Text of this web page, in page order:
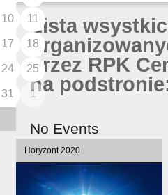
10 11
17 18
24 25
31 1
Lista
przez RPK
na
No Events
Horyzont 2020